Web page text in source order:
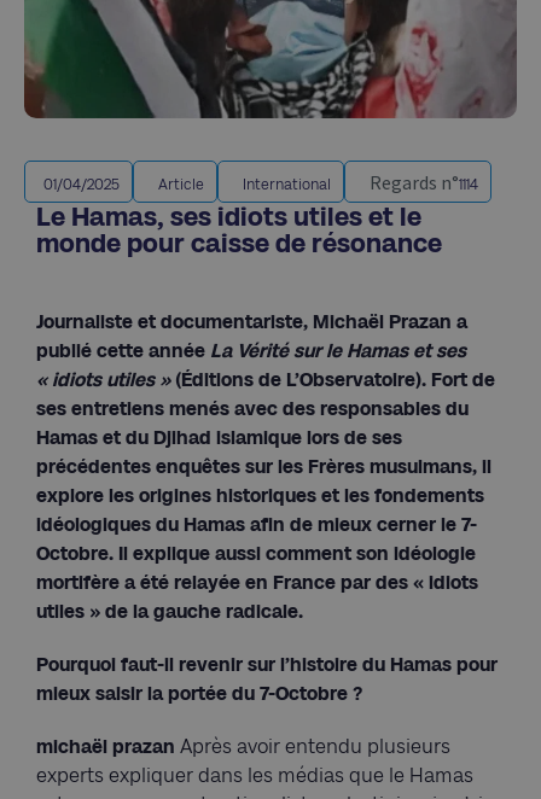
01/04/2025 Article International Regards n°1114
Le Hamas, ses idiots utiles et le
monde pour caisse de résonance
Journaliste et documentariste, Michaël Prazan a
publié cette année La Vérité sur le Hamas et ses
« idiots utiles »(Éditions de L’Observatoire). Fort de
ses entretiens menés avec des responsables du
Hamas et du Djihad islamique lors de ses
précédentes enquêtes sur les Frères musulmans, il
explore les origines historiques et les fondements
idéologiques du Hamas afin de mieux cerner le 7-
Octobre. Il explique aussi comment son idéologie
mortifère a été relayée en France par des « idiots
utiles » de la gauche radicale.
Pourquoi faut-il revenir sur l’histoire du Hamas pour
mieux saisir la portée du 7-Octobre ?
michaël prazan Après avoir entendu plusieurs
experts expliquer dans les médias que le Hamas